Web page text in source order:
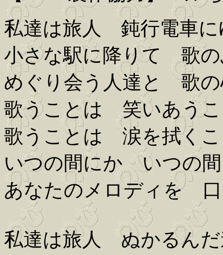
私達は旅人 鈍行電車に
小さな駅に降りて 歌の
めぐり会う人達と 歌の
歌うことは 笑いあう
歌うことは 涙を拭く
いつの間にか いつの
あなたのメロディを
私達は旅人 ぬかるんだ